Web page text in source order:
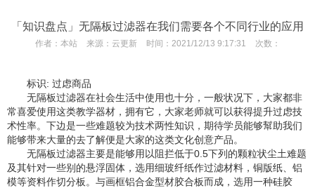
「知识盘点」无隔板过滤器在我们需要各个不同行业的应用
作者： 本站 来源： 云更新 时间： 2021/12/13 9:17:31 次数：
标识: 过虑商品
无隔板过滤器在社会生活中使用也十分，一般状况下，大家都非
常喜爱使用这类教学器材，拥有它，大家老师就可以获得提升过虑技
术性率。下边是一些难题较为技术两性知识，期待学员能够幫助我们
能够带来大量的去了解便是大家的这类文化创意产品。
无隔板过滤器主要是能够用以阻拦低于0.5下列的颗粒状尘土难题
及其针对一些别的悬浮固体，选用细玻纤纸作过滤材料，铜版纸、铝
模等资料作切分板。与画框铝合金型材胶合板而成，选用一种硅胶